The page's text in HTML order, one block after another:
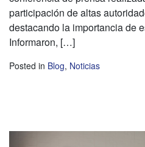
participación de altas
destacando la importancia de
Informaron, […]
Posted in Blog, Noticias